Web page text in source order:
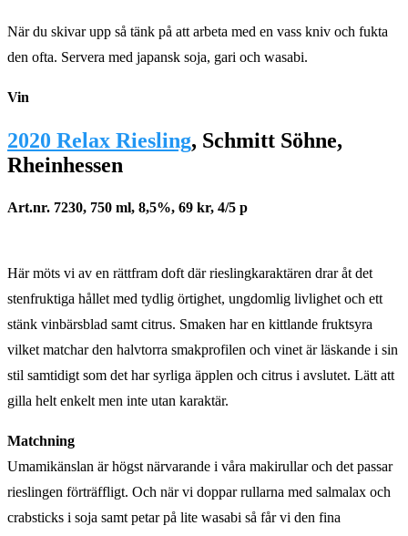
När du skivar upp så tänk på att arbeta med en vass kniv och fukta
den ofta. Servera med japansk soja, gari och wasabi.
Vin
2020 Relax Riesling, Schmitt Söhne,
Rheinhessen
Art.nr. 7230, 750 ml, 8,5%, 69 kr, 4/5 p
Här möts vi av en rättfram doft där rieslingkaraktären drar åt det
stenfruktiga hållet med tydlig örtighet, ungdomlig livlighet och ett
stänk vinbärsblad samt citrus. Smaken har en kittlande fruktsyra
vilket matchar den halvtorra smakprofilen och vinet är läskande i sin
stil samtidigt som det har syrliga äpplen och citrus i avslutet. Lätt att
gilla helt enkelt men inte utan karaktär.
Matchning
Umamikänslan är högst närvarande i våra makirullar och det passar
rieslingen förträffligt. Och när vi doppar rullarna med salmalax och
crabsticks i soja samt petar på lite wasabi så får vi den fina